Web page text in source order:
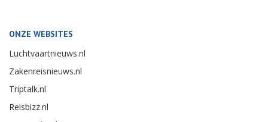
ONZE WEBSITES
Luchtvaartnieuws.nl
Zakenreisnieuws.nl
Triptalk.nl
Reisbizz.nl